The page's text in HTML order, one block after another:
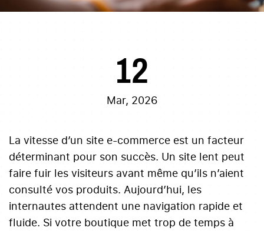
12
Mar, 2026
La vitesse d’un site e-commerce est un facteur
déterminant pour son succès. Un site lent peut
faire fuir les visiteurs avant même qu’ils n’aient
consulté vos produits. Aujourd’hui, les
internautes attendent une navigation rapide et
fluide. Si votre boutique met trop de temps à